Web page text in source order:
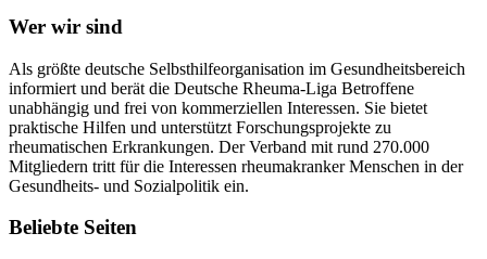
Wer wir sind
Als größte deutsche Selbsthilfeorganisation im Gesundheitsbereich
informiert und berät die Deutsche Rheuma-Liga Betroffene
unabhängig und frei von kommerziellen Interessen. Sie bietet
praktische Hilfen und unterstützt Forschungsprojekte zu
rheumatischen Erkrankungen. Der Verband mit rund 270.000
Mitgliedern tritt für die Interessen rheumakranker Menschen in der
Gesundheits- und Sozialpolitik ein.
Beliebte Seiten